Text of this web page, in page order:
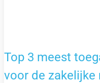
Top 3 meest
voor de zakelijke